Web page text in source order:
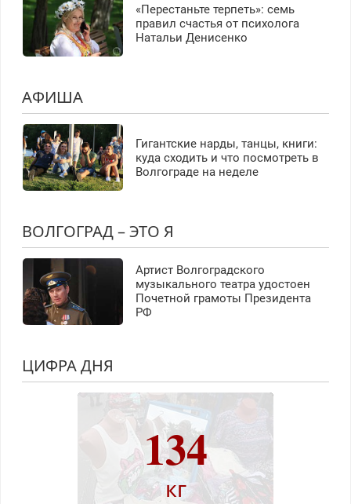
«Перестаньте терпеть»: семь
правил счастья от психолога
Натальи Денисенко
АФИША
Гигантские нарды, танцы, книги:
куда сходить и что посмотреть в
Волгограде на неделе
ВОЛГОГРАД – ЭТО Я
Артист Волгоградского
музыкального театра удостоен
Почетной грамоты Президента
РФ
ЦИФРА ДНЯ
134
кг